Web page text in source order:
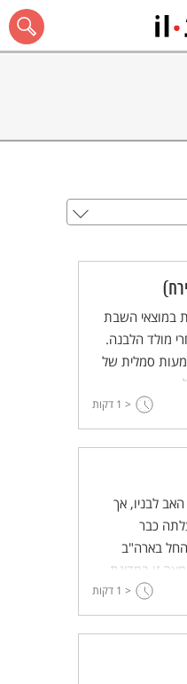
במוצאי השבת
מולד הלבנה.
סמלית של
< 1 דקות
לבניו, אך
כבר
בארה"ב
של מאה זו במדינת
תורה של
< 1 דקות